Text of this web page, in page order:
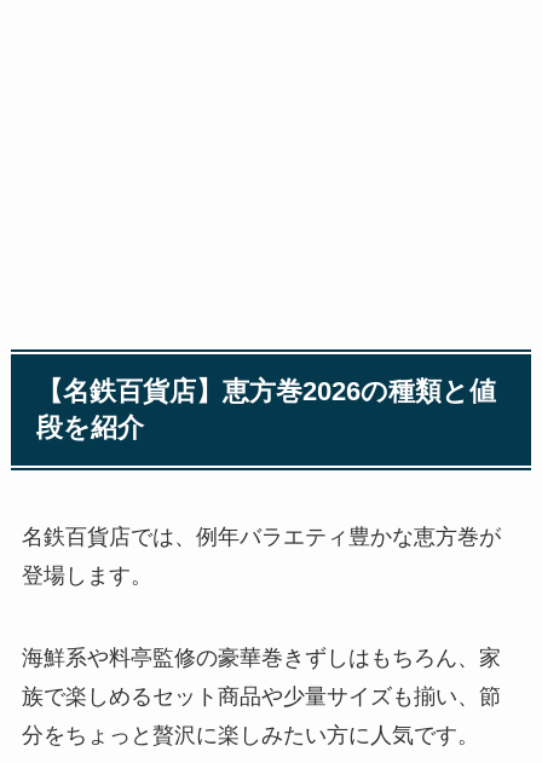
【名鉄百貨店】恵方巻2026の種類と値
段を紹介
名鉄百貨店では、例年バラエティ豊かな恵方巻が
登場します。
海鮮系や料亭監修の豪華巻きずしはもちろん、家
族で楽しめるセット商品や少量サイズも揃い、節
分をちょっと贅沢に楽しみたい方に人気です。